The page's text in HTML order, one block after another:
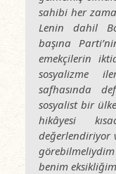
sahibi her
Lenin dahil
başına
emekçilerin
sosyalizme
safhasında
sosyalist bir
hikâyesi
değerlendiriyor
benim